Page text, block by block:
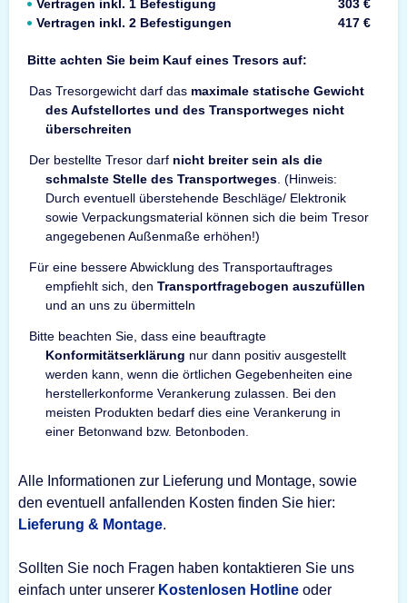
Vertragen inkl. 1 Befestigung
303 €
Vertragen inkl. 2 Befestigungen
417 €
Bitte achten Sie beim Kauf eines Tresors auf:
Das Tresorgewicht darf das maximale statische Gewicht
des Aufstellortes und des Transportweges nicht
überschreiten
Der bestellte Tresor darf nicht breiter sein als die
schmalste Stelle des Transportweges. (Hinweis:
Durch eventuell überstehende Beschläge/ Elektronik
sowie Verpackungsmaterial können sich die beim Tresor
angegebenen Außenmaße erhöhen!)
Für eine bessere Abwicklung des Transportauftrages
empfiehlt sich, den Transportfragebogen auszufüllen
und an uns zu übermitteln
Bitte beachten Sie, dass eine beauftragte
Konformitätserklärung nur dann positiv ausgestellt
werden kann, wenn die örtlichen Gegebenheiten eine
herstellerkonforme Verankerung zulassen. Bei den
meisten Produkten bedarf dies eine Verankerung in
einer Betonwand bzw. Betonboden.
Alle Informationen zur Lieferung und Montage, sowie
den eventuell anfallenden Kosten finden Sie hier:
Lieferung & Montage.
Sollten Sie noch Fragen haben kontaktieren Sie uns
einfach unter unserer Kostenlosen Hotline oder